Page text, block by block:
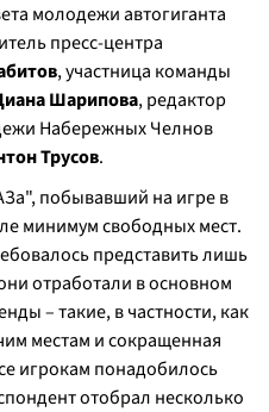
молодежи автогиганта
пресс-центра
, участница команды
Шарипова, редактор
Набережных Челнов
Трусов.
побывавший на игре в
минимум свободных мест.
представить лишь
отработали в основном
– такие, в частности, как
местам и сокращенная
игрокам понадобилось
отобрал несколько